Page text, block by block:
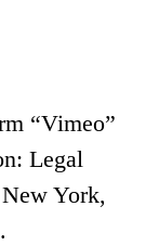
“Vimeo”
Legal
York,